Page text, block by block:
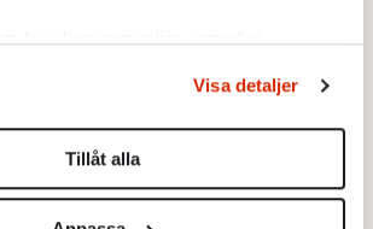
dra tillbaka ditt samtycke när som
för att anpassa innehållet
Visa detaljer
Tillåt alla